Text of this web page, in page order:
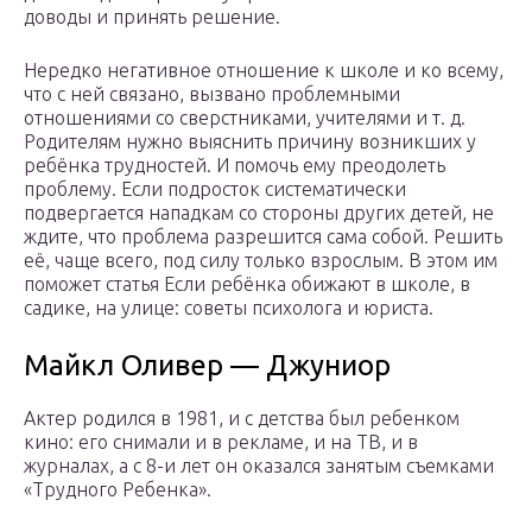
доводы и принять решение.
Нередко негативное отношение к школе и ко всему,
что с ней связано, вызвано проблемными
отношениями со сверстниками, учителями и т. д.
Родителям нужно выяснить причину возникших у
ребёнка трудностей. И помочь ему преодолеть
проблему. Если подросток систематически
подвергается нападкам со стороны других детей, не
ждите, что проблема разрешится сама собой. Решить
её, чаще всего, под силу только взрослым. В этом им
поможет статья Если ребёнка обижают в школе, в
садике, на улице: советы психолога и юриста.
Майкл Оливер — Джуниор
Актер родился в 1981, и с детства был ребенком
кино: его снимали и в рекламе, и на ТВ, и в
журналах, а с 8-и лет он оказался занятым съемками
«Трудного Ребенка».